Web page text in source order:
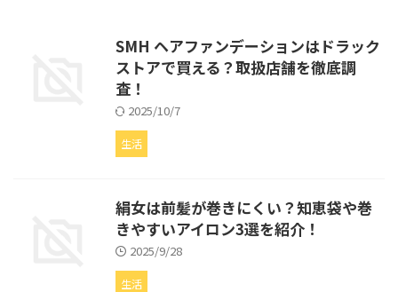
SMH ヘアファンデーションはドラック
ストアで買える？取扱店舗を徹底調
査！
2025/10/7
生活
絹女は前髪が巻きにくい？知恵袋や巻
きやすいアイロン3選を紹介！
2025/9/28
生活